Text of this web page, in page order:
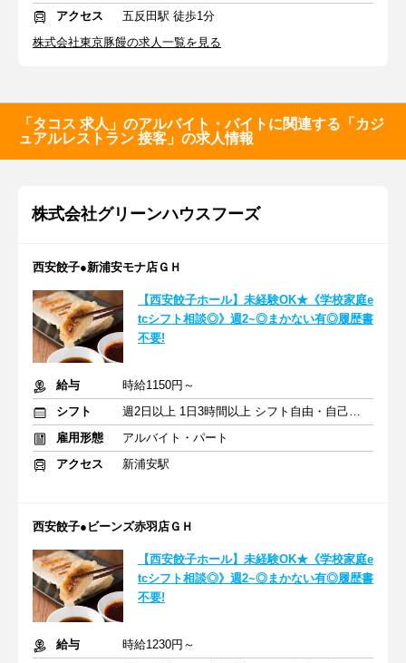
アクセス
五反田駅 徒歩1分
株式会社東京豚饅の求人一覧を見る
「タコス 求人」のアルバイト・バイトに関連する「カジ
ュアルレストラン 接客」の求人情報
株式会社グリーンハウスフーズ
西安餃子●新浦安モナ店ＧＨ
【西安餃子ホール】未経験OK★《学校家庭e
tcシフト相談◎》週2~◎まかない有◎履歴書
不要!
給与
時給1150円～
シフト
週2日以上 1日3時間以上 シフト自由・自己申告
雇用形態
アルバイト・パート
アクセス
新浦安駅
西安餃子●ビーンズ赤羽店ＧＨ
【西安餃子ホール】未経験OK★《学校家庭e
tcシフト相談◎》週2~◎まかない有◎履歴書
不要!
給与
時給1230円～